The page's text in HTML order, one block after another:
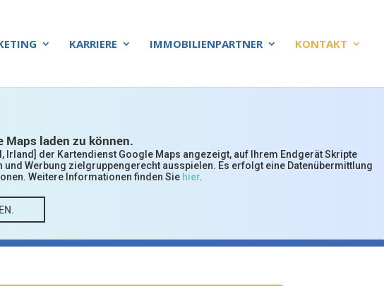
KARRIERE IMMOBILIENPARTNER KONTAKT
laden zu können.
der Kartendienst Google Maps angezeigt, auf Ihrem Endgerät Skripte
Werbung zielgruppengerecht ausspielen. Es erfolgt eine Datenübermittlung
Weitere Informationen finden Sie hier.